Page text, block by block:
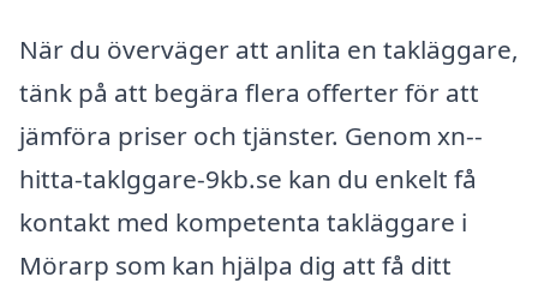
När du överväger att anlita en takläggare,
tänk på att begära flera offerter för att
jämföra priser och tjänster. Genom xn--
hitta-taklggare-9kb.se kan du enkelt få
kontakt med kompetenta takläggare i
Mörarp som kan hjälpa dig att få ditt